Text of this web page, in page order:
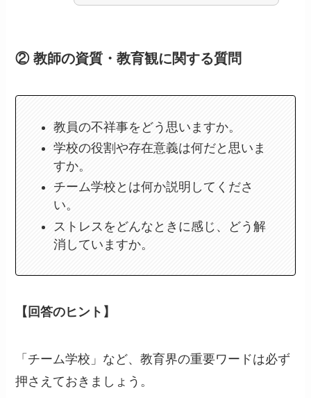
② 教師の資質・教育観に関する質問
教員の不祥事をどう思いますか。
学校の役割や存在意義は何だと思いま
すか。
チーム学校とは何か説明してくださ
い。
ストレスをどんなときに感じ、どう解
消していますか。
【回答のヒント】
「チーム学校」など、教育界の重要ワードは必ず
押さえておきましょう。